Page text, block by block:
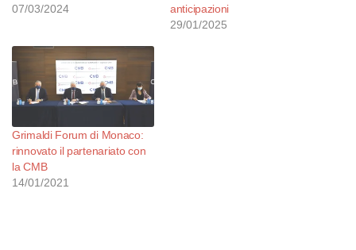
07/03/2024
anticipazioni
29/01/2025
Grimaldi Forum di Monaco:
rinnovato il partenariato con
la CMB
14/01/2021